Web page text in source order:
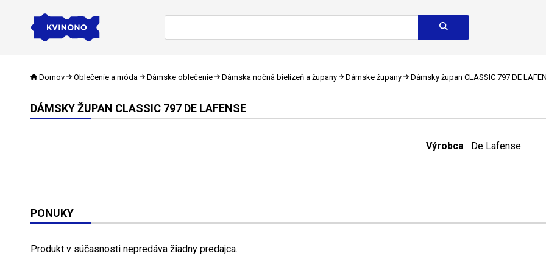
Domov Oblečenie a móda Dámske oblečenie Dámska nočná bielizeň a župany Dámske župany Dámsky župan CLASSIC 797 DE
DÁMSKY ŽUPAN CLASSIC 797 DE LAFENSE
Výrobca De Lafense
PONUKY
Produkt v súčasnosti nepredáva žiadny predajca.